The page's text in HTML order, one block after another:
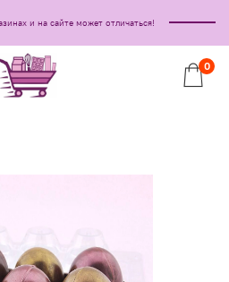
и на сайте может отличаться!
0